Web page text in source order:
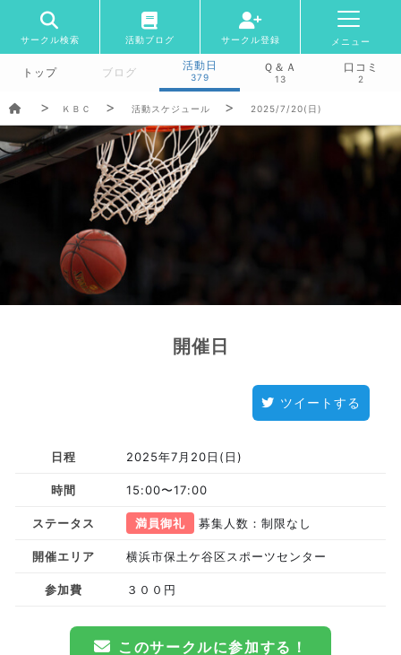
サークル検索 活動ブログ サークル登録 メニュー
トップ ブログ
活動日
379
Ｑ＆Ａ
13
口コミ
2
ＫＢＣ 活動スケジュール 2025/7/20(日)
開催日
ツイートする
日程 2025年7月20日(日)
時間 15:00〜17:00
ステータス 満員御礼 募集人数：制限なし
開催エリア 横浜市保土ケ谷区スポーツセンター
参加費 ３００円
このサークルに参加する！